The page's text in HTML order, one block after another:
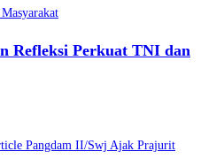
Refleksi Perkuat TNI dan